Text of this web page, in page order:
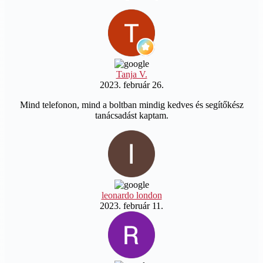
Tanja V.
2023. február 26.
Mind telefonon, mind a boltban mindig kedves és segítőkész
tanácsadást kaptam.
leonardo london
2023. február 11.